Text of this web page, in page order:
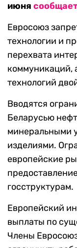
июня
Евросоюз
технологии и
перехвата
коммуникаций,
технологий
Вводятся
Беларусью
минеральными
изделиями.
европейские
госструктурам.
Европейский
выплаты по
Члены